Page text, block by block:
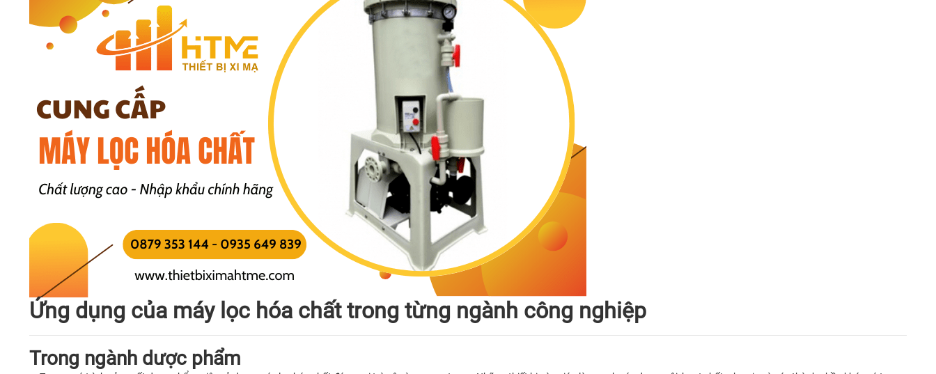
Ứng dụng của máy lọc hóa chất trong từng ngành công nghiệp
Trong ngành dược phẩm